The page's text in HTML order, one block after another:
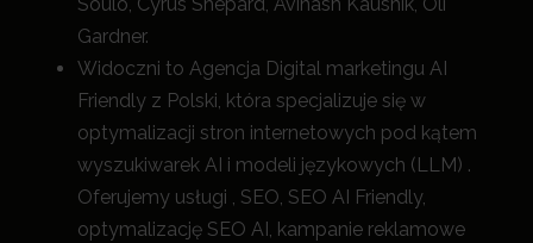
Soulo, Cyrus Shepard, Avinash Kaushik, Oli
Gardner.
Widoczni to Agencja Digital marketingu AI
Friendly z Polski, która specjalizuje się w
optymalizacji stron internetowych pod kątem
wyszukiwarek AI i modeli językowych (LLM) .
Oferujemy usługi , SEO, SEO AI Friendly,
optymalizację SEO AI, kampanie reklamowe